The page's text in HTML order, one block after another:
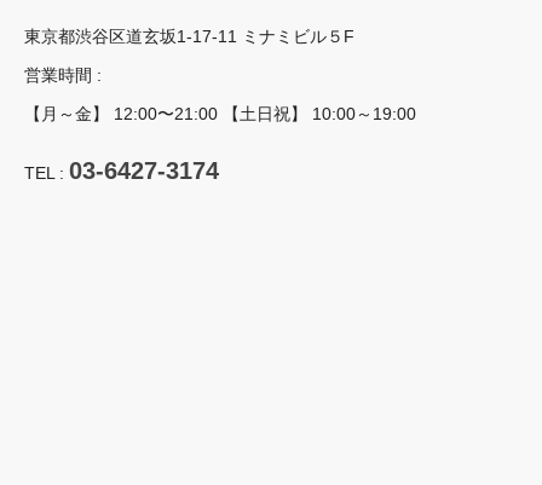
東京都渋谷区道玄坂1-17-11 ミナミビル５F
営業時間 :
【月～金】 12:00〜21:00 【土日祝】 10:00～19:00
TEL : 03-6427-3174